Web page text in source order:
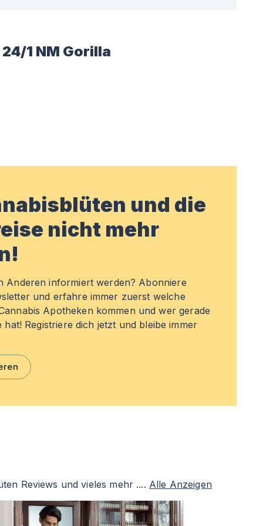
1 NM Gorilla
und die
nicht mehr
Anderen informiert werden? Abonniere
und erfahre immer zuerst welche
Apotheken kommen und wer gerade
hat! Registriere dich jetzt und bleibe immer
Reviews und vieles mehr .... Alle Anzeigen